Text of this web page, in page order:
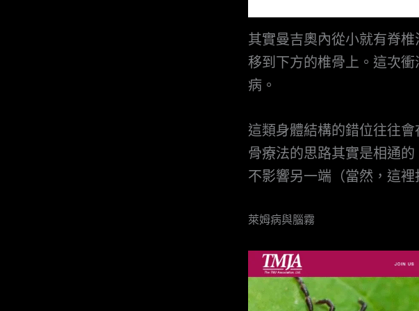
其實曼吉奧內從小就有脊
移到下方的椎骨上。這次
病。
這類身體結構的錯位往往
骨療法的思路其實是相通
不影響另一端（當然，這
萊姆病與腦霧